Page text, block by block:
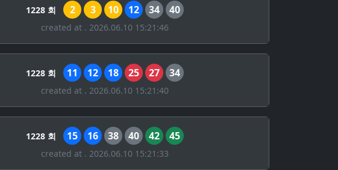
1228 회 2 3 10 12 34 40
created at . 2026.06.10 15:21:46
1228 회 11 12 18 25 27 34
created at . 2026.06.10 15:21:40
1228 회 15 16 38 40 42 45
created at . 2026.06.10 15:21:33